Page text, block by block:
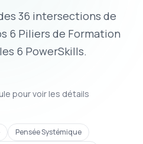
36 intersections de
6 Piliers de Formation
6 PowerSkills.
pour voir les détails
Pensée Systémique